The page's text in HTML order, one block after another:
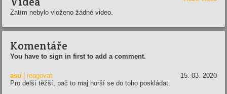
Zatím nebylo vloženo žádné video.
Komentáře
You have to sign in first to add a comment.
asu | reagovat
15. 03. 2020
Pro delší těžší, pač to maj horší se do toho poskládat.